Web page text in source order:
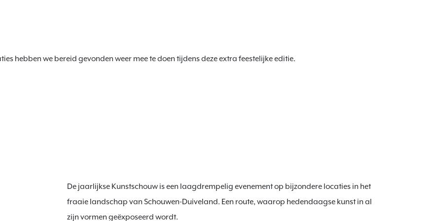
hebben we bereid gevonden weer mee te doen tijdens deze extra feestelijke editie.
De jaarlijkse Kunstschouw is een laagdrempelig evenement op bijzondere locaties in het
fraaie landschap van Schouwen-Duiveland. Een route, waarop hedendaagse kunst in al
zijn vormen geëxposeerd wordt.